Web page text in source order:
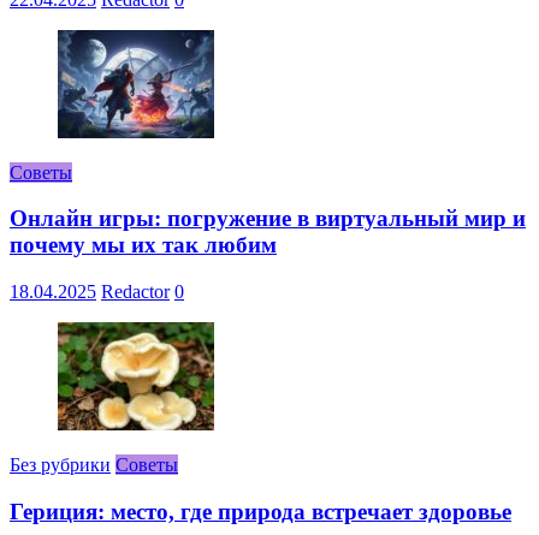
Советы
Онлайн игры: погружение в виртуальный мир и
почему мы их так любим
18.04.2025 Redactor 0
Без рубрики Советы
Гериция: место, где природа встречает здоровье